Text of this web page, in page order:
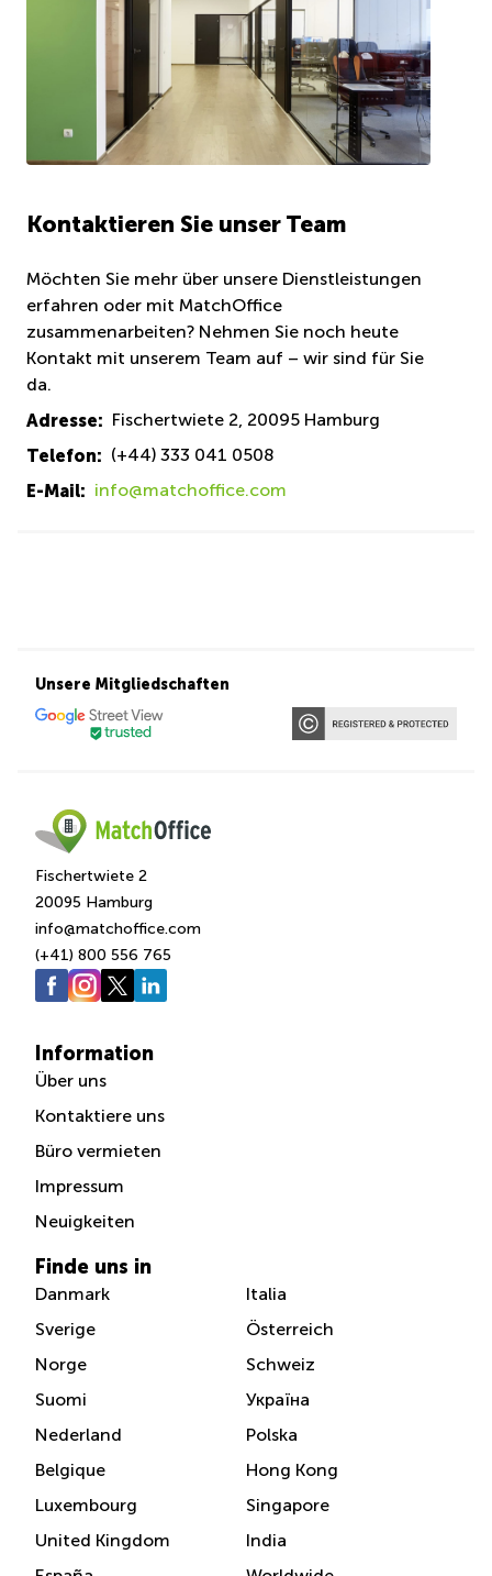
Kontaktieren Sie unser Team
Möchten Sie mehr über unsere Dienstleistungen
erfahren oder mit MatchOffice
zusammenarbeiten? Nehmen Sie noch heute
Kontakt mit unserem Team auf – wir sind für Sie
da.
Adresse: Fischertwiete 2, 20095 Hamburg
Telefon: (+44) 333 041 0508
E-Mail: info@matchoffice.com
Unsere Mitgliedschaften
Fischertwiete 2
20095 Hamburg
info@matchoffice.com
(+41) 800 556 765
Information
Über uns
Kontaktiere uns
Büro vermieten
Impressum
Neuigkeiten
Finde uns in
Danmark
Sverige
Norge
Suomi
Nederland
Belgique
Luxembourg
United Kingdom
Italia
Österreich
Schweiz
Україна
Polska
Hong Kong
Singapore
India